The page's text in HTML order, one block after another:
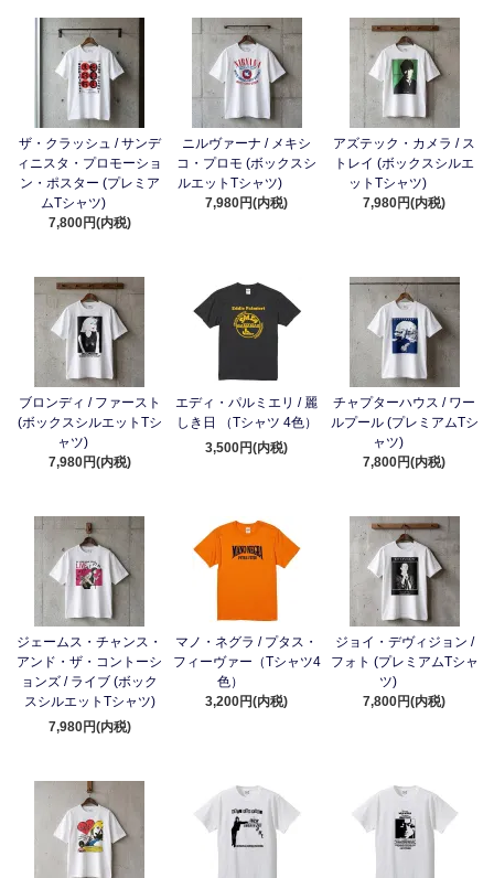
ザ・クラッシュ / サンデ
ィニスタ・プロモーショ
ン・ポスター (プレミア
ムTシャツ)
7,800円(内税)
ニルヴァーナ / メキシ
コ・プロモ (ボックスシ
ルエットTシャツ)
7,980円(内税)
アズテック・カメラ / ス
トレイ (ボックスシルエ
ットTシャツ)
7,980円(内税)
ブロンディ / ファースト
(ボックスシルエットTシ
ャツ)
7,980円(内税)
エディ・パルミエリ / 麗
しき日 （Tシャツ 4色）
3,500円(内税)
チャプターハウス / ワー
ルプール (プレミアムTシ
ャツ)
7,800円(内税)
ジェームス・チャンス・
アンド・ザ・コントーシ
ョンズ / ライブ (ボック
スシルエットTシャツ)
7,980円(内税)
マノ・ネグラ / プタス・
フィーヴァー（Tシャツ4
色）
3,200円(内税)
ジョイ・デヴィジョン /
フォト (プレミアムTシャ
ツ)
7,800円(内税)